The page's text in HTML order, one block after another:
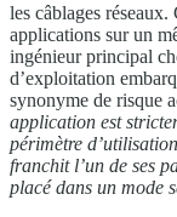
les câblages
applications sur un
ingénieur principal
d’exploitation
synonyme de risque
application est
périmètre d’utilisation
franchit l’un de ses
placé dans un mode